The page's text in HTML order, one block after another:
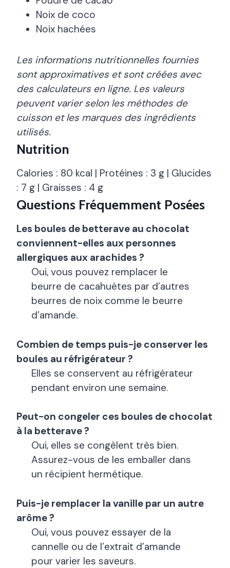
Noix de coco
Noix hachées
Les informations nutritionnelles fournies
sont approximatives et sont créées avec
des calculateurs en ligne. Les valeurs
peuvent varier selon les méthodes de
cuisson et les marques des ingrédients
utilisés.
Nutrition
Calories : 80 kcal | Protéines : 3 g | Glucides
: 7 g | Graisses : 4 g
Questions Fréquemment Posées
Les boules de betterave au chocolat
conviennent-elles aux personnes
allergiques aux arachides ?
Oui, vous pouvez remplacer le
beurre de cacahuètes par d’autres
beurres de noix comme le beurre
d’amande.
Combien de temps puis-je conserver les
boules au réfrigérateur ?
Elles se conservent au réfrigérateur
pendant environ une semaine.
Peut-on congeler ces boules de chocolat
à la betterave ?
Oui, elles se congèlent très bien.
Assurez-vous de les emballer dans
un récipient hermétique.
Puis-je remplacer la vanille par un autre
arôme ?
Oui, vous pouvez essayer de la
cannelle ou de l’extrait d’amande
pour varier les saveurs.